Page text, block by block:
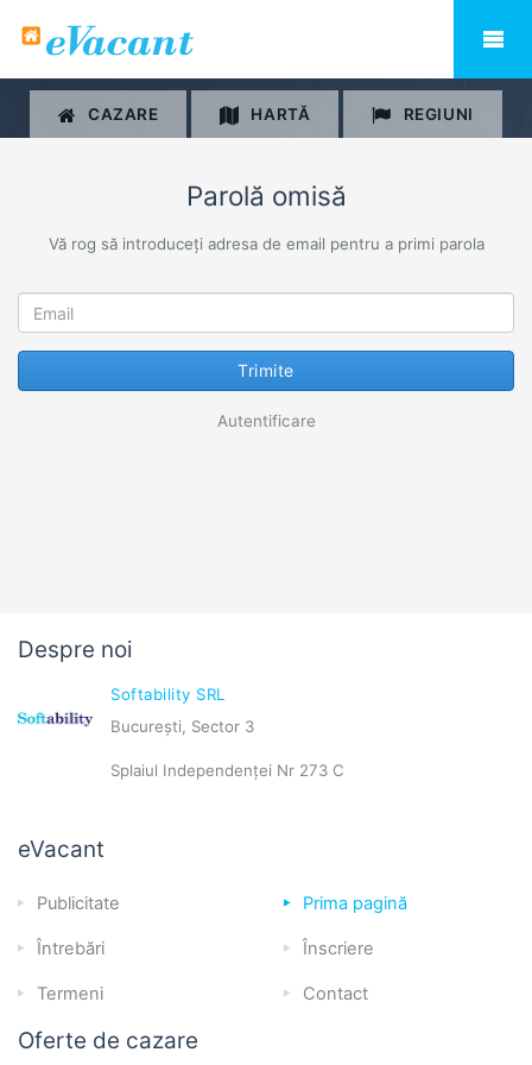
CAZARE HARTĂ REGIUNI
Parolă omisă
Vă rog să introduceți adresa de email pentru a primi parola
Trimite
Autentificare
Despre noi
Softability SRL
București, Sector 3
Splaiul Independenței Nr 273 C
eVacant
Publicitate Prima pagină
Întrebări Înscriere
Termeni Contact
Oferte de cazare